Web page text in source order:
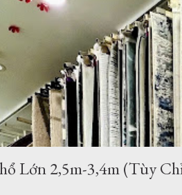
Lớn 2,5m-3,4m (Tùy